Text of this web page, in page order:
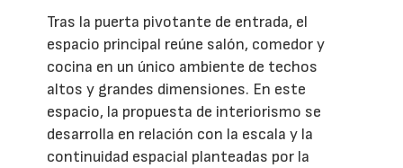
Tras la puerta pivotante de entrada, el
espacio principal reúne salón, comedor y
cocina en un único ambiente de techos
altos y grandes dimensiones. En este
espacio, la propuesta de interiorismo se
desarrolla en relación con la escala y la
continuidad espacial planteadas por la